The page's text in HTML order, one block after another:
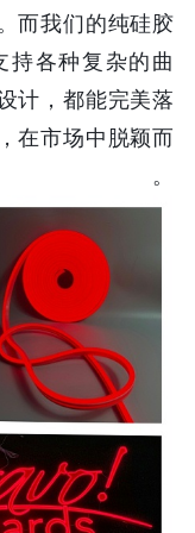
而我们的纯硅胶
持各种复杂的曲
计，都能完美落
在市场中脱颖而